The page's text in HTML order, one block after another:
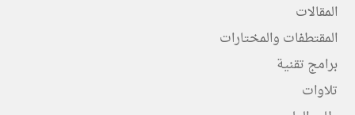
المقالات
المقتطفات والمختارات
برامج تقنية
تلاوات